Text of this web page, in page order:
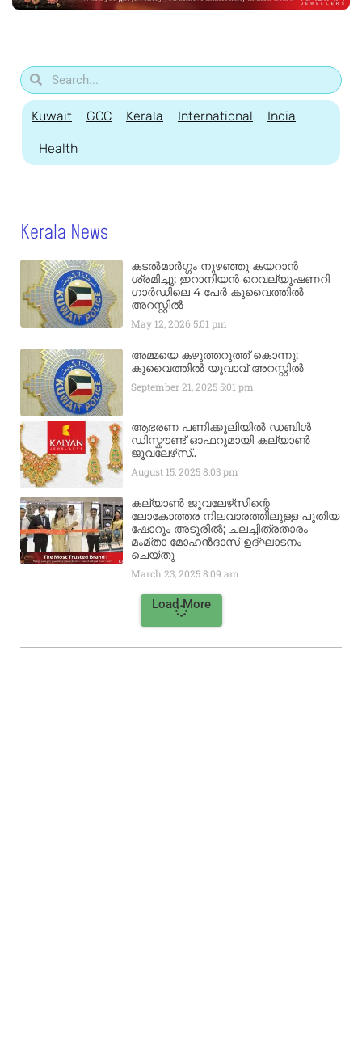
Kuwait GCC Kerala International India
Health
Kerala News
കടൽമാർഗ്ഗം നുഴഞ്ഞു കയറാൻ
ശ്രമിച്ചു; ഇറാനിയൻ റെവല്യൂഷണറി
ഗാർഡിലെ 4 പേർ കുവൈത്തിൽ
അറസ്റ്റിൽ
May 12, 20265:01 pm
അമ്മയെ കഴുത്തറുത്ത് കൊന്നു;
കുവൈത്തിൽ യുവാവ് അറസ്റ്റിൽ
September 21, 20255:01 pm
ആഭരണ പണിക്കൂലിയിൽ ഡബിൾ
ഡിസ്കൗണ്ട് ഓഫറുമായി കല്യാൺ
ജൂവലേഴ്‌സ്..
August 15, 20258:03 pm
കല്യാൺ ജൂവലേഴ്‌സിന്റെ
ലോകോത്തര നിലവാരത്തിലുള്ള പുതിയ
ഷോറൂം അടൂരിൽ; ചലച്ചിത്രതാരം
മംമ്താ മോഹൻദാസ് ഉദ്ഘാടനം
ചെയ്‌തു
March 23, 20258:09 am
Load More